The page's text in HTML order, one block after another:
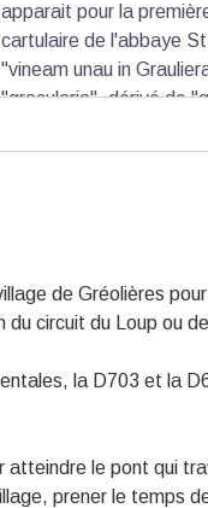
apparait pour la
cartulaire de l'abbaye
"vineam unau in
"gracularia", dérivé de
apiculteurs et
de Gréolières
du circuit du Loup ou
la D703 et la
atteindre le pont qui
prener le temps